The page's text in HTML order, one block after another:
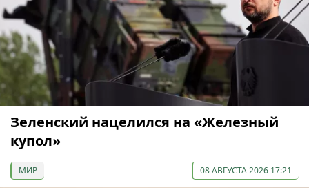
Зеленский нацелился на «Железный
купол»
МИР 08 АВГУСТА 2026 17:21